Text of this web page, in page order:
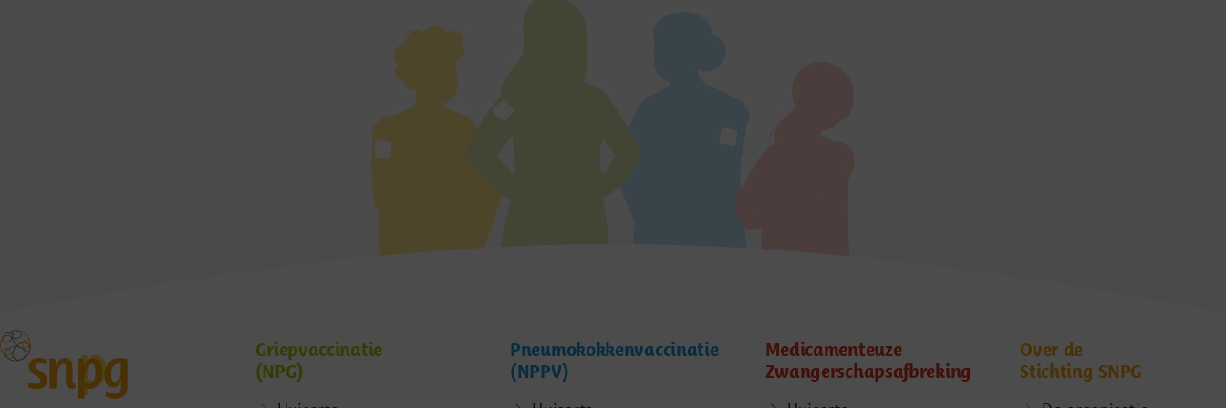
Griepvaccinatie
(NPG)
Pneumokokkenvaccinatie
(NPPV)
Medicamenteuze
Zwangerschapsafbreking
Over de
Stichting SNPG